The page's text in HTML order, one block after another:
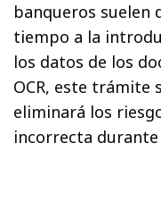
banqueros suelen
tiempo a la
los datos de los
OCR, este trámite
eliminará los
incorrecta